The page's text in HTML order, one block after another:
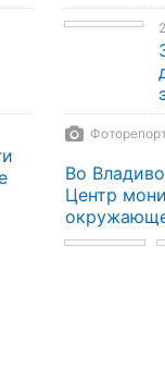
Во
Центр